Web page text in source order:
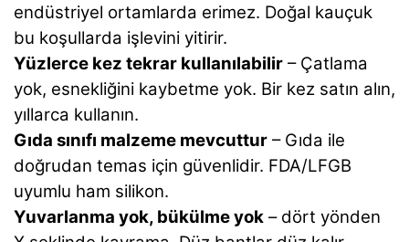
endüstriyel ortamlarda erimez. Doğal kauçuk
bu koşullarda işlevini yitirir.
Yüzlerce kez tekrar kullanılabilir – Çatlama
yok, esnekliğini kaybetme yok. Bir kez satın alın,
yıllarca kullanın.
Gıda sınıfı malzeme mevcuttur – Gıda ile
doğrudan temas için güvenlidir. FDA/LFGB
uyumlu ham silikon.
Yuvarlanma yok, bükülme yok – dört yönden